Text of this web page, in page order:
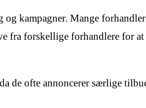
kampagner. Mange
fra forskellige forhandlere for at
de ofte annoncerer særlige